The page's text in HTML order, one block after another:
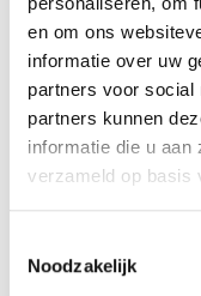
en om ons
informatie over uw
partners voor social
partners kunnen
informatie die u aan
verzameld op basis
Noodzakelijk
Hoogte: 32 centimeter
Gewicht: 510 gram
REVIEWS
Nog niet